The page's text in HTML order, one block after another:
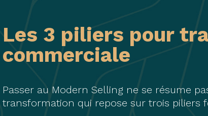
Les 3 piliers pour
commerciale
Passer au Modern Selling ne se résume
transformation qui repose sur trois piliers